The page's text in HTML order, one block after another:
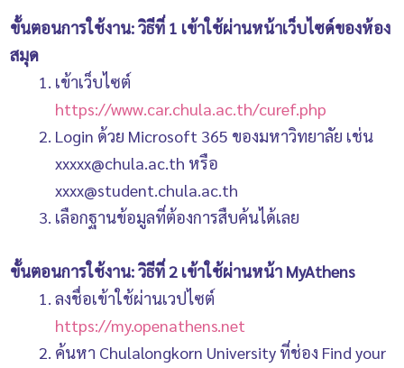
ขั้นตอนการใช้งาน: วิธีที่ 1 เข้าใช้ผ่านหน้าเว็บไซด์ของห้อง
สมุด
เข้าเว็บไซต์
https://www.car.chula.ac.th/curef.php
Login ด้วย Microsoft 365 ของมหาวิทยาลัย เช่น
xxxxx@chula.ac.th หรือ
xxxx@student.chula.ac.th
เลือกฐานข้อมูลที่ต้องการสืบค้นได้เลย
ขั้นตอนการใช้งาน: วิธีที่ 2 เข้าใช้ผ่านหน้า MyAthens
ลงชื่อเข้าใช้ผ่านเวปไซต์
https://my.openathens.net
ค้นหา Chulalongkorn University ที่ช่อง Find your